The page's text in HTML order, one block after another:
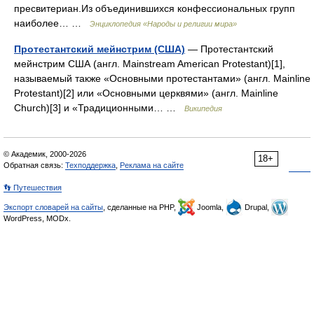
пресвитериан.Из объединившихся конфессиональных групп
наиболее… …
Энциклопедия «Народы и религии мира»
Протестантский мейнстрим (США) — Протестантский
мейнстрим США (англ. Mainstream American Protestant)[1],
называемый также «Основными протестантами» (англ. Mainline
Protestant)[2] или «Основными церквями» (англ. Mainline
Church)[3] и «Традиционными… …
Википедия
18+
© Академик, 2000-2026
Обратная связь: Техподдержка Реклама на сайте
👣 Путешествия
Экспорт словарей на сайты , сделанные на PHP, Joomla,
Drupal,
WordPress, MODx.